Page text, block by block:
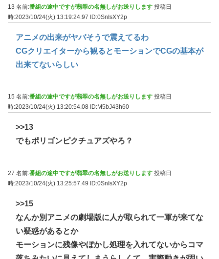
13 名前:番組の途中ですが翡翠の名無しがお送りします 投稿日
時:2023/10/24(火) 13:19:24.97 ID:0SnIsXY2p
アニメの出来がヤバそうで震えてるわ
CGクリエイターから観るとモーションでCGの基本が
出来てないらしい
15 名前:番組の途中ですが翡翠の名無しがお送りします 投稿日
時:2023/10/24(火) 13:20:54.08 ID:M5bJ43h60
>>13
でもポリゴンピクチュアズやろ？
27 名前:番組の途中ですが翡翠の名無しがお送りします 投稿日
時:2023/10/24(火) 13:25:57.49
ID:0SnIsXY2p
>>15
なんか別アニメの劇場版に人が取られて一軍が来てな
い疑惑があるとか
モーションに残像やぼかし処理を入れてないからコマ